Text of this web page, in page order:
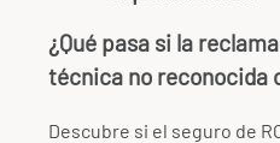
¿Qué pasa si la
técnica no reconocida
Descubre si el seguro de